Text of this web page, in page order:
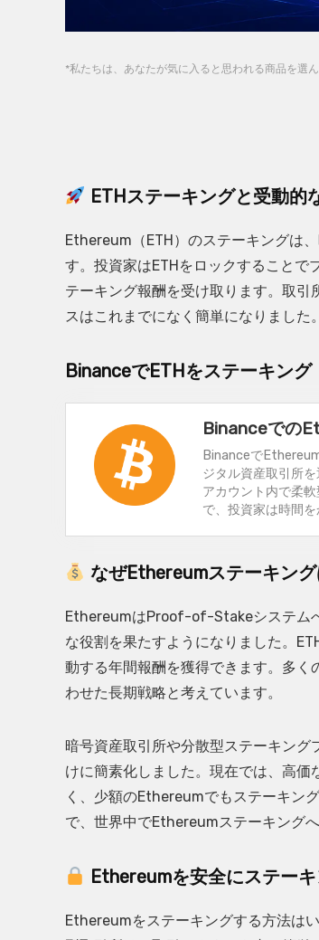
*私たちは、あなたが気に入ると思われる商品を選
ETHステーキングと受動的
Ethereum（ETH）のステーキングは
す。投資家はETHをロックすることで
テーキング報酬を受け取ります。取
スはこれまでになく簡単になりました。
BinanceでETHをステーキング
Binanceでの
Binanceで
ジタル資産取引所
アカウント内で柔
で、投資家は時間
なぜEthereumステーキン
EthereumはProof-of-Stakeシステム
な役割を果たすようになりました。
動する年間報酬を獲得できます。多
わせた長期戦略と考えています。
暗号資産取引所や分散型ステーキング
けに簡素化しました。現在では、高
く、少額のEthereumでもステーキン
で、世界中でEthereumステーキング
Ethereumを安全にステー
Ethereumをステーキングする方法は